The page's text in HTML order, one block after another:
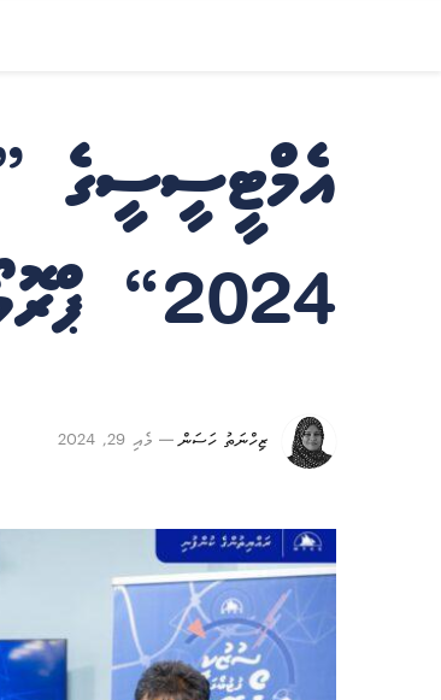
އެމްޓީސީސީގެ
2024“ ޕްރޮމޯޝަން އިފްތިތާހުކޮށްފި
ޒިހްނަތު ހަސަން މެއި 29, 2024